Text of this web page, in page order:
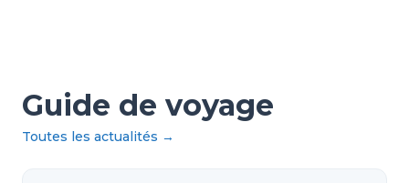
Guide de voyage
Toutes les actualités →